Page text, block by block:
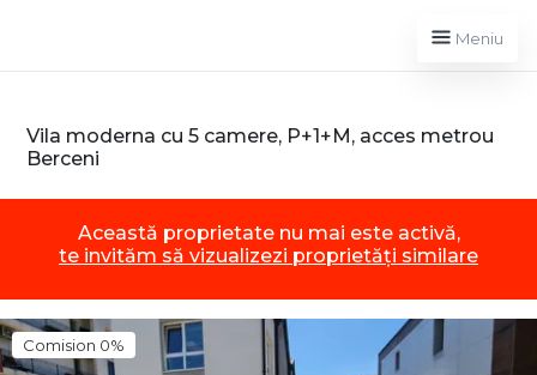
Meniu
Vila moderna cu 5 camere, P+1+M, acces metrou
Berceni
Această proprietate nu mai este activă,
te invităm să vizualizezi proprietăți similare
Comision 0%